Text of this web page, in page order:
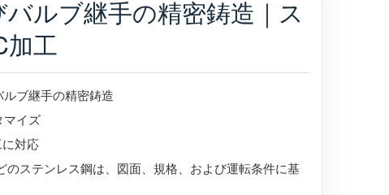
ルブ継手の精密鋳造｜ス
加工
ブ継手の精密鋳造
マイズ
対応
のステンレス鋼は、図面、規格、および運転条件に基